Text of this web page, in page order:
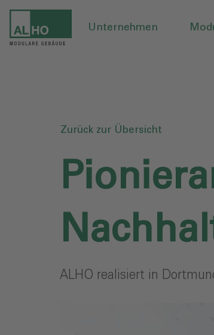
Unternehmen
Zurück zur Übersicht
ALHO realisiert in